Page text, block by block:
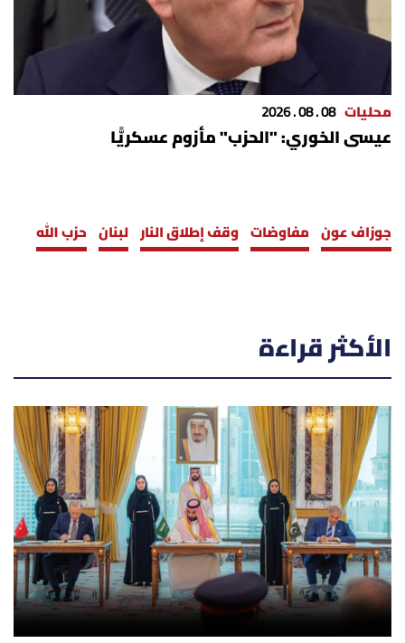
محليات 08 . 08 . 2026
عيسى الخوري: "الحزب" مأزوم عسكريًّا
جوزاف عون مفاوضات وقف إطلاق النار لبنان حزب الله
الأكثر قراءة